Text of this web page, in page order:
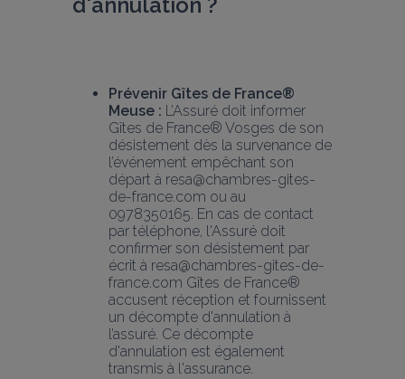
d'annulation ?
Prévenir Gîtes de France®
Meuse : L’Assuré doit informer
Gîtes de France® Vosges de son
désistement dès la survenance de
l’événement empêchant son
départ à resa@chambres-gites-
de-france.com ou au
0978350165. En cas de contact
par téléphone, l'Assuré doit
confirmer son désistement par
écrit à resa@chambres-gites-de-
france.com Gîtes de France®
accusent réception et fournissent
un décompte d'annulation à
l’assuré. Ce décompte
d'annulation est également
transmis à l'assurance.